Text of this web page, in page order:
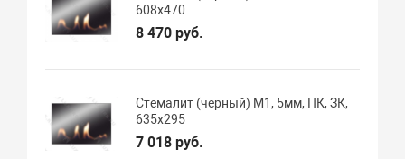
608х470
8 470 руб.
Стемалит (черный) М1, 5мм, ПК, ЗК,
635х295
7 018 руб.